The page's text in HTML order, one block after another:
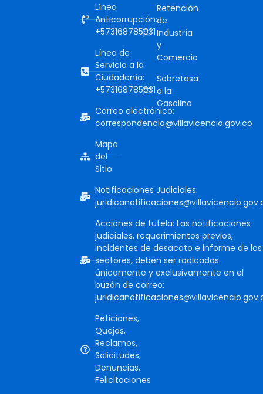
Línea
Anticorrupción:
+573168785931
Línea de
Servicio a la
Ciudadanía:
+573168785931
Correo electrónico:
correspondencia@villavicencio.gov.co
Mapa
del
Sitio
Notificaciones Judiciales:
Acciones de tutela: Las notificaciones
judiciales, requerimientos previos,
incidentes de desacato e informe de los
sectores, deben ser radicadas
únicamente y exclusivamente en el
buzón de correo:
Peticiones,
Quejas,
Reclamos,
Solicitudes,
Denuncias,
Felicitaciones
Retención
de
Industría
y
Comercio
Sobretasa
a la
Gasolina